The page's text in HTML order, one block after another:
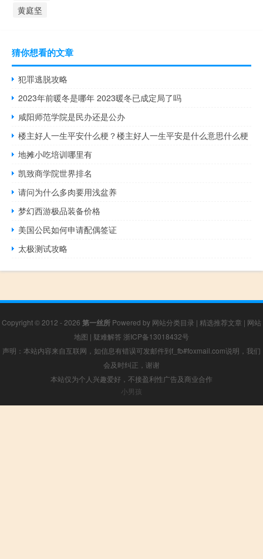
黄庭坚
猜你想看的文章
犯罪逃脱攻略
2023年前暖冬是哪年 2023暖冬已成定局了吗
咸阳师范学院是民办还是公办
楼主好人一生平安什么梗？楼主好人一生平安是什么意思什么梗
地摊小吃培训哪里有
凯致商学院世界排名
请问为什么多肉要用浅盆养
梦幻西游极品装备价格
美国公民如何申请配偶签证
太极测试攻略
Copyright © 2012 - 2026 第一丝所 Powered by 网站分类目录 | 精选推荐文章 | 网站
地图 | 疑难解答 浙ICP备13018432号
声明：本站内容来自互联网，如信息有错误可发邮件到f_fb#foxmail.com说明，我们
会及时纠正，谢谢
本站仅为个人兴趣爱好，不接盈利性广告及商业合作
小男孩